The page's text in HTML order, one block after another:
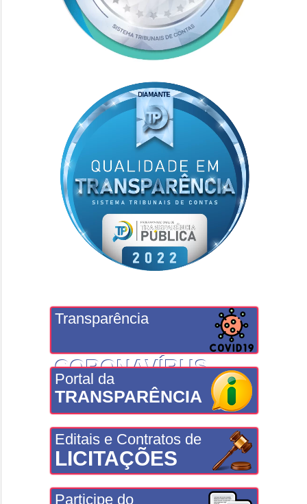
Transparência
CORONAVÍRUS
Portal da
TRANSPARÊNCIA
Editais e Contratos de
LICITAÇÕES
Participe do